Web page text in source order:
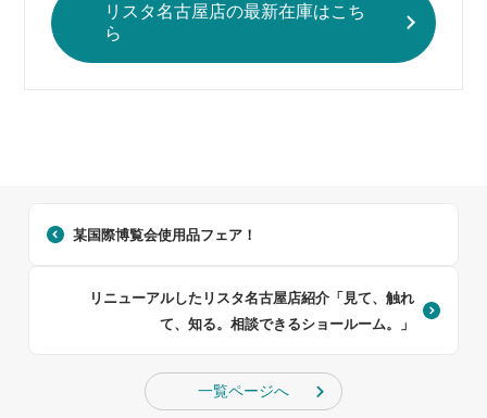
リスタ名古屋店の最新在庫はこち
ら
某国際博覧会使用品フェア！
リニューアルしたリスタ名古屋店紹介「見て、触れ
て、知る。相談できるショールーム。」
一覧ページへ